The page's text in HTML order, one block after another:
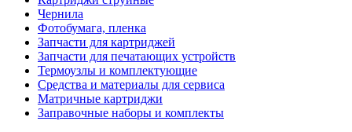
Чернила
Фотобумага, пленка
Запчасти для картриджей
Запчасти для печатающих устройств
Термоузлы и комплектующие
Средства и материалы для сервиса
Матричные картриджи
Заправочные наборы и комплекты